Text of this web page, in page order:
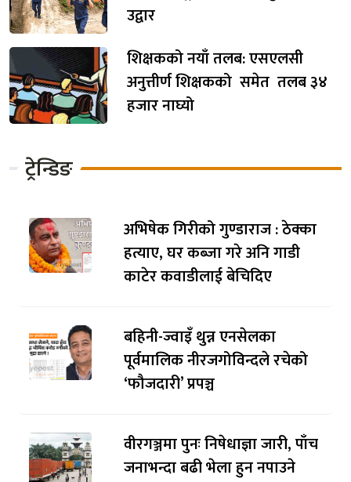
उद्वार
शिक्षकको नयाँ तलब: एसएलसी
अनुत्तीर्ण शिक्षकको समेत तलब ३४
हजार नाघ्यो
ट्रेन्डिङ
अभिषेक गिरीको गुण्डाराज : ठेक्का
हत्याए, घर कब्जा गरे अनि गाडी
काटेर कवाडीलाई बेचिदिए
बहिनी-ज्वाइँ थुन्न एनसेलका
पूर्वमालिक नीरजगोविन्दले रचेको
‘फौजदारी’ प्रपञ्च
वीरगञ्जमा पुनः निषेधाज्ञा जारी, पाँच
जनाभन्दा बढी भेला हुन नपाउने